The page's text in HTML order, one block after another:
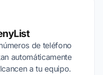
de teléfono
automáticamente
a tu equipo.